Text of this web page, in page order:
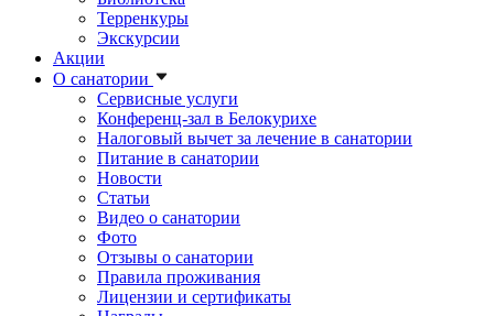
Терренкуры
Экскурсии
Акции
О санатории
Сервисные услуги
Конференц-зал в Белокурихе
Налоговый вычет за лечение в санатории
Питание в санатории
Новости
Статьи
Видео о санатории
Фото
Отзывы о санатории
Правила проживания
Лицензии и сертификаты